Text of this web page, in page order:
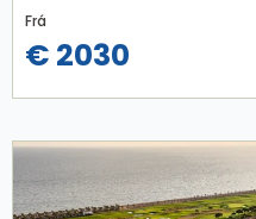
Frá
€ 2030